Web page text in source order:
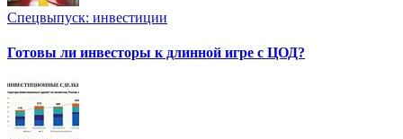
Спецвыпуск: инвестиции
Готовы ли инвесторы к длинной игре с ЦОД?